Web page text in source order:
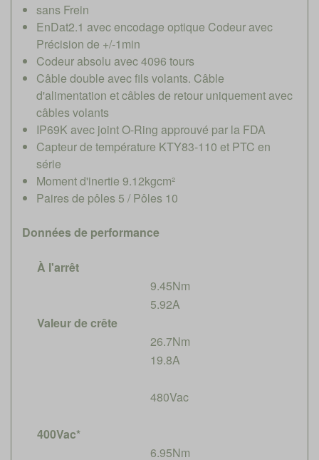
sans Frein
EnDat2.1 avec encodage optique Codeur avec
Précision de +/-1min
Codeur absolu avec 4096 tours
Câble double avec fils volants. Câble
d'alimentation et câbles de retour uniquement avec
câbles volants
IP69K avec joint O-Ring approuvé par la FDA
Capteur de température KTY83-110 et PTC en
série
Moment d'inertie 9.12kgcm²
Paires de pôles 5 / Pôles 10
Données de performance
À l'arrêt
9.45Nm
5.92A
Valeur de crête
26.7Nm
19.8A
480Vac
400Vac*
6.95Nm